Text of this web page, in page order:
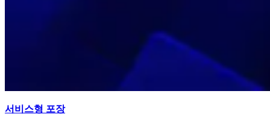
서비스형 포장